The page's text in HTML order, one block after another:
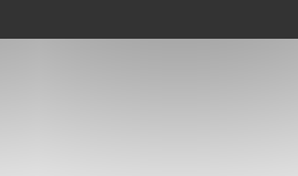
de l’article 4, aux IV et IV bis de